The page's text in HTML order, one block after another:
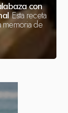
con
Esta receta
memoria de